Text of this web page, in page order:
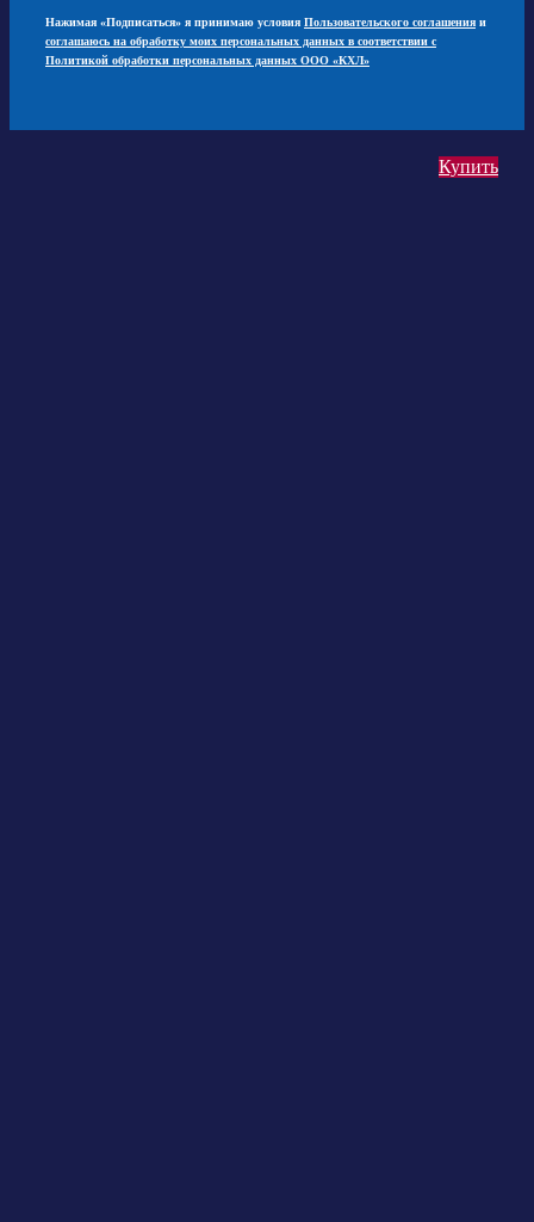
Купить
Нажимая «Подписаться» я принимаю условия Пользовательского соглашения и
соглашаюсь на обработку моих персональных данных в соответствии с
Политикой обработки персональных данных ООО «КХЛ»